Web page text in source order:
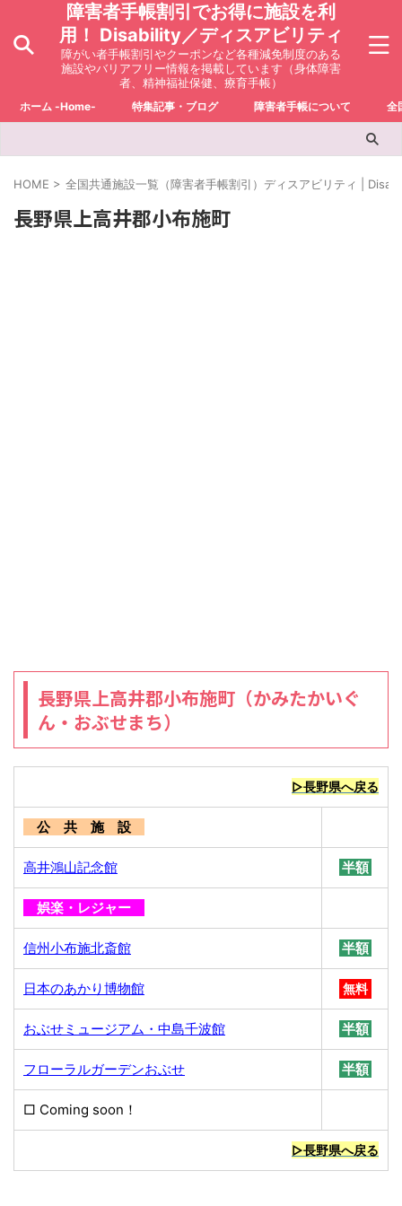
障害者手帳割引でお得に施設を利
用！ Disability／ディスアビリティ
障がい者手帳割引やクーポンなど各種減免制度のある
施設やバリアフリー情報を掲載しています（身体障害
者、精神福祉保健、療育手帳）
ホーム -Home- 特集記事・ブログ 障害者手帳について 全
HOME > 全国共通施設一覧（障害者手帳割引）ディスアビリティ |
長野県上高井郡小布施町
長野県上高井郡小布施町（かみたかいぐ
ん・おぶせまち）
▷長野県へ戻る
公 共 施 設
高井鴻山記念館 半額
娯楽・レジャー
信州小布施北斎館 半額
日本のあかり博物館 無料
おぶせミュージアム・中島千波館 半額
フローラルガーデンおぶせ 半額
□ Coming soon！
▷長野県へ戻る